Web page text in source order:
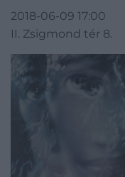
2018-06-09 17:00
II. Zsigmond tér 8.